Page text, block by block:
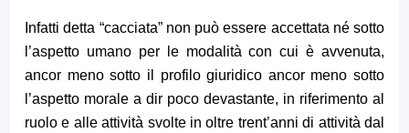
Infatti detta “cacciata” non può essere accettata né sotto
l’aspetto umano per le modalità con cui è avvenuta,
ancor meno sotto il profilo giuridico ancor meno sotto
l’aspetto morale a dir poco devastante, in riferimento al
ruolo e alle attività svolte in oltre trent’anni di attività dal